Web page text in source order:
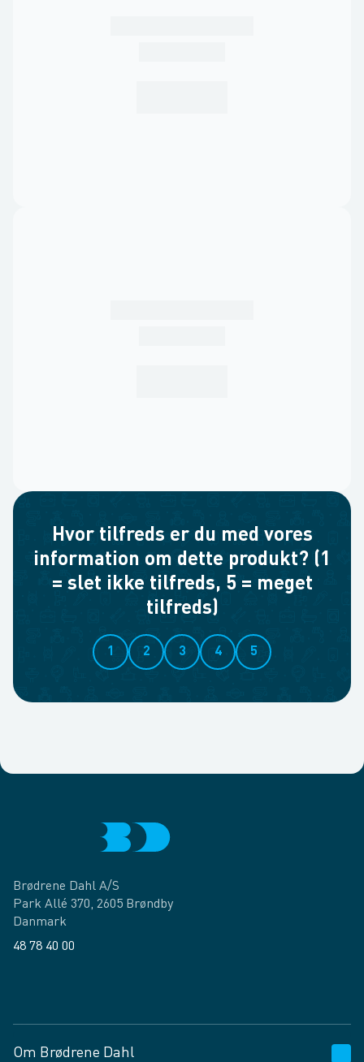
Hvor tilfreds er du med vores
information om dette produkt? (1
= slet ikke tilfreds, 5 = meget
tilfreds)
1 2 3 4 5
Brødrene Dahl A/S
Park Allé 370, 2605 Brøndby
Danmark
48 78 40 00
Om Brødrene Dahl